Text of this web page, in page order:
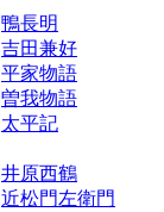
鴨長明
吉田兼好
平家物語
曽我物語
太平記
井原西鶴
近松門左衛門